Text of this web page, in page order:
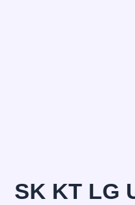
SK KT LG